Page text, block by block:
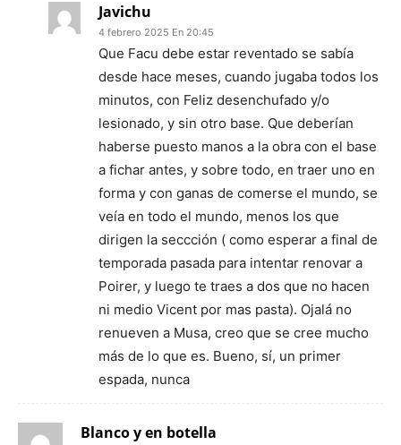
Javichu
4 febrero 2025 En 20:45
Que Facu debe estar reventado se sabía
desde hace meses, cuando jugaba todos los
minutos, con Feliz desenchufado y/o
lesionado, y sin otro base. Que deberían
haberse puesto manos a la obra con el base
a fichar antes, y sobre todo, en traer uno en
forma y con ganas de comerse el mundo, se
veía en todo el mundo, menos los que
dirigen la seccción ( como esperar a final de
temporada pasada para intentar renovar a
Poirer, y luego te traes a dos que no hacen
ni medio Vicent por mas pasta). Ojalá no
renueven a Musa, creo que se cree mucho
más de lo que es. Bueno, sí, un primer
espada, nunca
Blanco y en botella